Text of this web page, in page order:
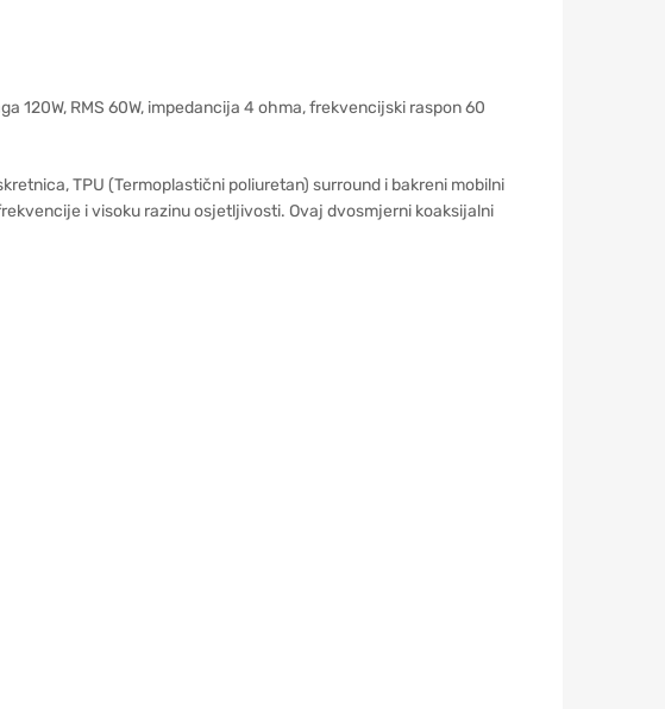
120W, RMS 60W, impedancija 4 ohma, frekvencijski raspon 60
TPU (Termoplastični poliuretan) surround i bakreni mobilni
i visoku razinu osjetljivosti. Ovaj dvosmjerni koaksijalni